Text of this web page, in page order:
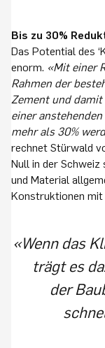
Bis zu 30%
Das Potential des
enorm. «Mit einer
Rahmen der
Zement und damit
einer
mehr als 30%
rechnet Stürwald
Null in der Schweiz
und Material
Konstruktionen mit
«Wenn das
trägt es
der